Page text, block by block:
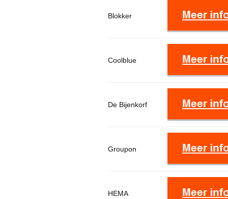
Blokker
Coolblue
De Bijenkorf
Groupon
HEMA